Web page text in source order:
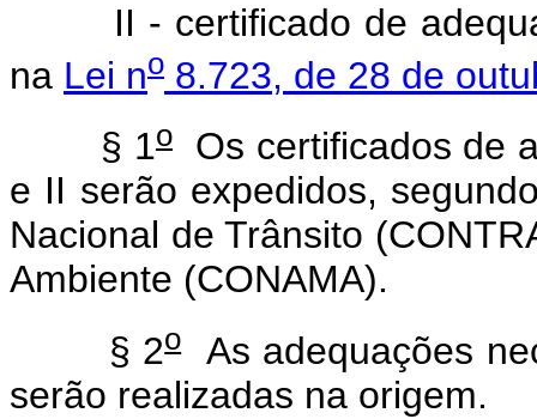
II - certificado de
na Lei no 8.723, de 28 de
§ 1oOs certificados de
e II serão expedidos,
Nacional de Trânsito
Ambiente (CONAMA).
§ 2oAs adequações
serão realizadas na origem.